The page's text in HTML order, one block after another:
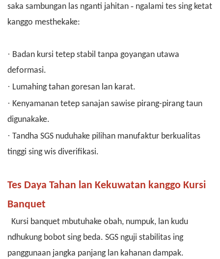
saka sambungan las nganti jahitan - ngalami tes sing ketat
kanggo mesthekake:
· Badan kursi tetep stabil tanpa goyangan utawa
deformasi.
· Lumahing tahan goresan lan karat.
· Kenyamanan tetep sanajan sawise pirang-pirang taun
digunakake.
· Tandha SGS nuduhake pilihan manufaktur berkualitas
tinggi sing wis diverifikasi.
Tes Daya Tahan lan Kekuwatan kanggo Kursi
Banquet
Kursi banquet mbutuhake obah, numpuk, lan kudu
ndhukung bobot sing beda. SGS nguji stabilitas ing
panggunaan jangka panjang lan kahanan dampak.